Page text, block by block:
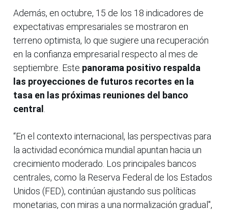
Además, en octubre, 15 de los 18 indicadores de
expectativas empresariales se mostraron en
terreno optimista, lo que sugiere una recuperación
en la confianza empresarial respecto al mes de
septiembre. Este panorama positivo respalda
las proyecciones de futuros recortes en la
tasa en las próximas reuniones del banco
central .
“En el contexto internacional, las perspectivas para
la actividad económica mundial apuntan hacia un
crecimiento moderado. Los principales bancos
centrales, como la Reserva Federal de los Estados
Unidos (FED), continúan ajustando sus políticas
monetarias, con miras a una normalización gradual",